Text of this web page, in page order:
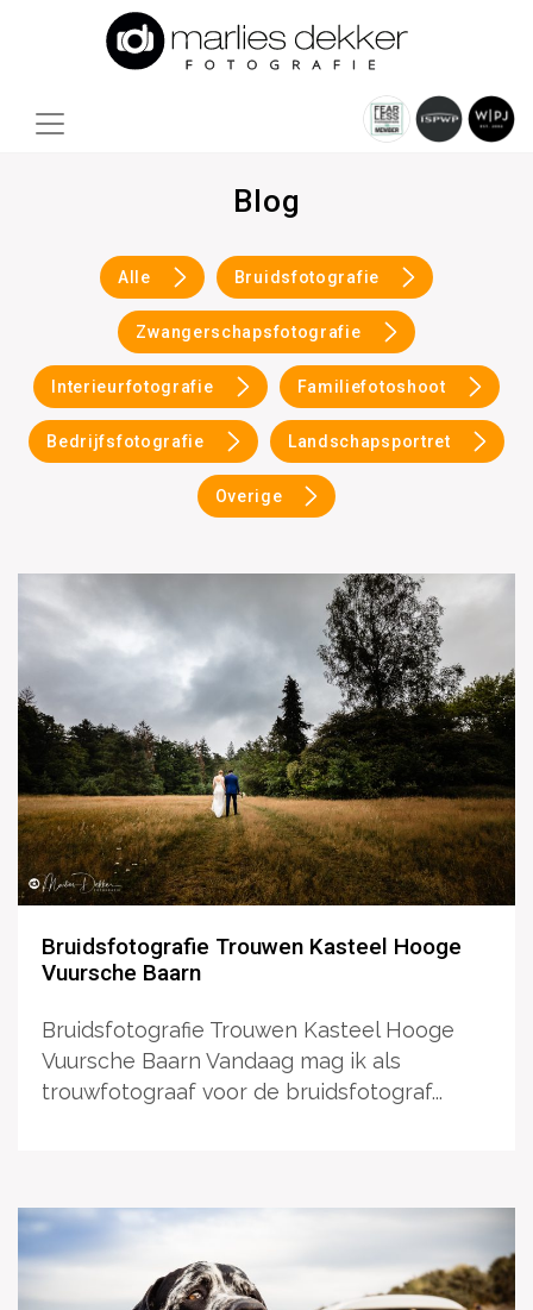
Blog
Alle Bruidsfotografie
Zwangerschapsfotografie
Interieurfotografie Familiefotoshoot
Bedrijfsfotografie Landschapsportret
Overige
Bruidsfotografie Trouwen Kasteel Hooge
Vuursche Baarn
Bruidsfotografie Trouwen Kasteel Hooge
Vuursche Baarn Vandaag mag ik als
trouwfotograaf voor de bruidsfotograf...